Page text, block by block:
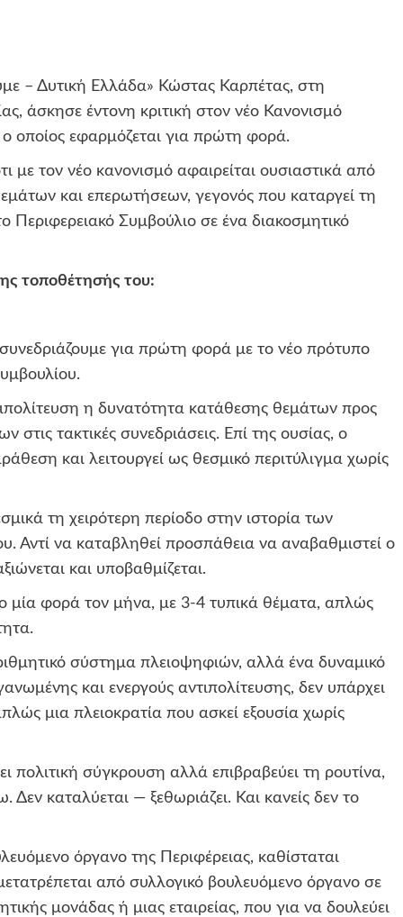
– Δυτική Ελλάδα» Κώστας Καρπέτας, στη
άσκησε έντονη κριτική στον νέο Κανονισμό
ο οποίος εφαρμόζεται για πρώτη φορά.
με τον νέο κανονισμό αφαιρείται ουσιαστικά από
και επερωτήσεων, γεγονός που καταργεί τη
Περιφερειακό Συμβούλιο σε ένα διακοσμητικό
τοποθέτησής του:
για πρώτη φορά με το νέο πρότυπο
η δυνατότητα κατάθεσης θεμάτων προς
τακτικές συνεδριάσεις. Επί της ουσίας, ο
και λειτουργεί ως θεσμικό περιτύλιγμα χωρίς
τη χειρότερη περίοδο στην ιστορία των
Αντί να καταβληθεί προσπάθεια να αναβαθμιστεί ο
και υποβαθμίζεται.
μία φορά τον μήνα, με 3-4 τυπικά θέματα, απλώς
σύστημα πλειοψηφιών, αλλά ένα δυναμικό
και ενεργούς αντιπολίτευσης, δεν υπάρχει
μια πλειοκρατία που ασκεί εξουσία χωρίς
πολιτική σύγκρουση αλλά επιβραβεύει τη ρουτίνα,
καταλύεται — ξεθωριάζει. Και κανείς δεν το
όργανο της Περιφέρειας, καθίσταται
από συλλογικό βουλευόμενο όργανο σε
μονάδας ή μιας εταιρείας, που για να δουλεύει